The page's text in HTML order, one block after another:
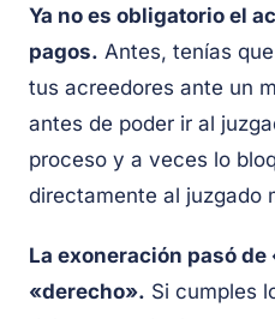
Ya no es obligatorio el
pagos. Antes, tenías
tus acreedores ante un
antes de poder ir al
proceso y a veces lo
directamente al juzgado
La exoneración pasó
«derecho». Si cumples